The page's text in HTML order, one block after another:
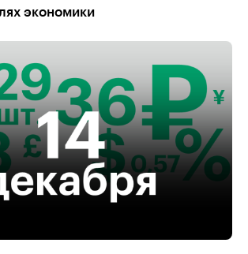
экономики